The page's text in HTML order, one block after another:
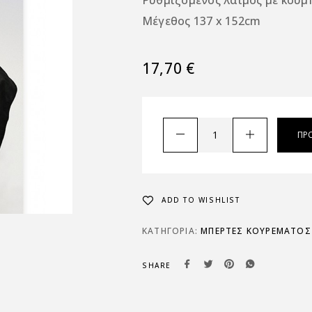
Μέγεθος 137 x 152cm
17,70 €
ADD TO WISHLIST
ΚΑΤΗΓΟΡΊΑ:ΜΠΕΡΤΕΣ ΚΟΥΡΕΜΑΤΟΣ
SHARE